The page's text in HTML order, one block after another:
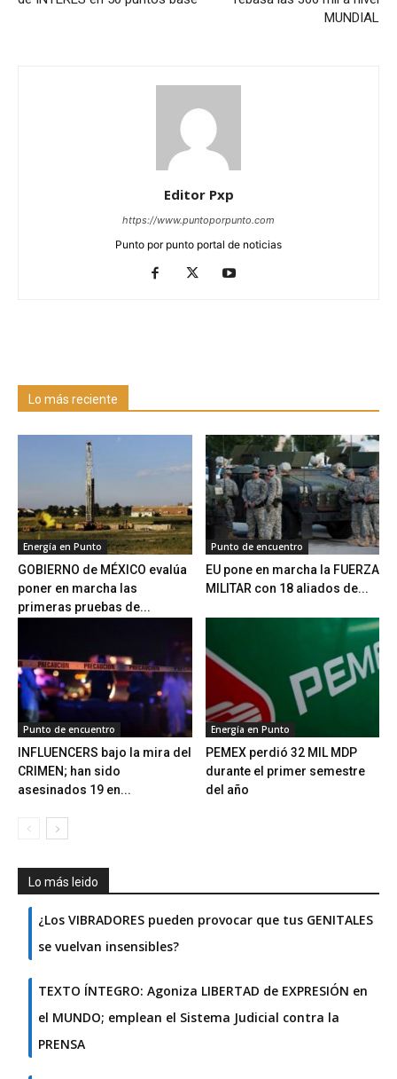
MUNDIAL
Editor Pxp
https://www.puntoporpunto.com
Punto por punto portal de noticias
Lo más reciente
Energía en Punto
GOBIERNO de MÉXICO evalúa
poner en marcha las
primeras pruebas de...
Punto de encuentro
EU pone en marcha la FUERZA
MILITAR con 18 aliados de...
Punto de encuentro
INFLUENCERS bajo la mira del
CRIMEN; han sido
asesinados 19 en...
Energía en Punto
PEMEX perdió 32 MIL MDP
durante el primer semestre
del año
Lo más leido
¿Los VIBRADORES pueden provocar que tus GENITALES
se vuelvan insensibles?
TEXTO ÍNTEGRO: Agoniza LIBERTAD de EXPRESIÓN en
el MUNDO; emplean el Sistema Judicial contra la
PRENSA